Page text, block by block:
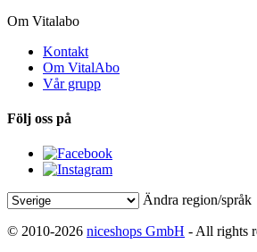
Om Vitalabo
Kontakt
Om VitalAbo
Vår grupp
Följ oss på
Ändra region/språk
© 2010-2026 niceshops GmbH - All rights